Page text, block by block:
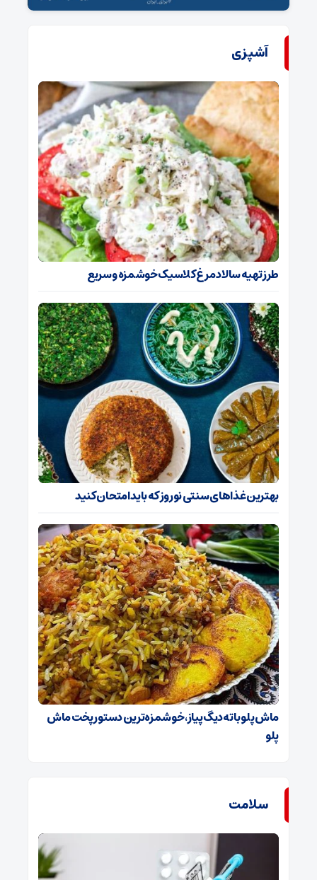
آشپزی
طرز تهیه سالاد مرغ کلاسیک خوشمزه و سریع
بهترین غذا‌های سنتی نوروز که باید امتحان کنید
ماش پلو با ته‌دیگ پیاز، خوشمزه‌ترین دستور پخت ماش
پلو
سلامت